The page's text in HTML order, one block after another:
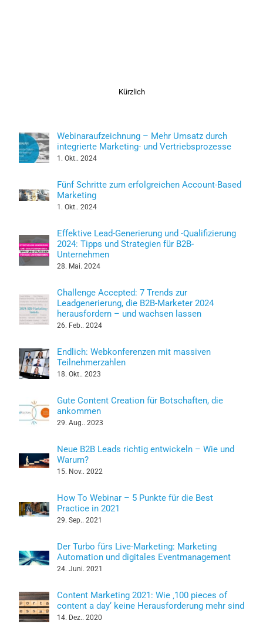
Kürzlich
Webinaraufzeichnung – Mehr Umsatz durch
integrierte Marketing- und Vertriebsprozesse
1. Okt.. 2024
Fünf Schritte zum erfolgreichen Account-Based
Marketing
1. Okt.. 2024
Effektive Lead-Generierung und -Qualifizierung
2024: Tipps und Strategien für B2B-
Unternehmen
28. Mai. 2024
Challenge Accepted: 7 Trends zur
Leadgenerierung, die B2B-Marketer 2024
herausfordern – und wachsen lassen
26. Feb.. 2024
Endlich: Webkonferenzen mit massiven
Teilnehmerzahlen
18. Okt.. 2023
Gute Content Creation für Botschaften, die
ankommen
29. Aug.. 2023
Neue B2B Leads richtig entwickeln – Wie und
Warum?
15. Nov.. 2022
How To Webinar – 5 Punkte für die Best
Practice in 2021
29. Sep.. 2021
Der Turbo fürs Live-Marketing: Marketing
Automation und digitales Eventmanagement
24. Juni. 2021
Content Marketing 2021: Wie ‚100 pieces of
content a day‘ keine Herausforderung mehr sind
14. Dez.. 2020